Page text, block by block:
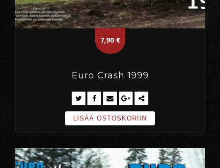
7,90 €
Euro Crash 1999
LISÄÄ OSTOSKORIIN